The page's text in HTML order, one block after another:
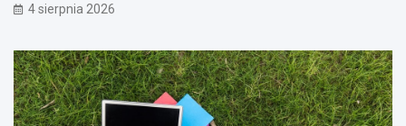
4 sierpnia 2026